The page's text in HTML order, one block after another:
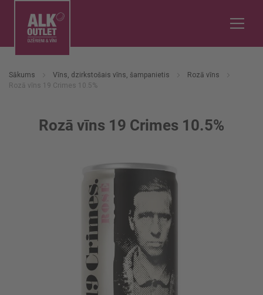
Sākums Vīns, dzirkstošais vīns, šampanietis
Rozā vīns
Rozā vīns 19 Crimes 10.5%
Rozā vīns 19 Crimes 10.5%